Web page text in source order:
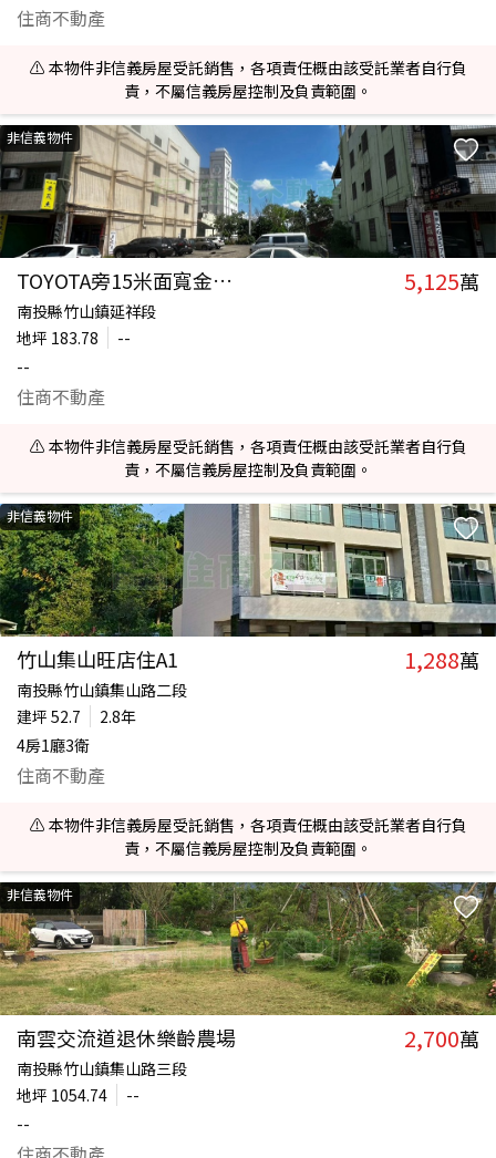
住商不動產
⚠️ 本物件非信義房屋受託銷售，各項責任概由該受託業者自行負
責，不屬信義房屋控制及負責範圍。
非信義物件
TOYOTA旁15米面寬金建地 5,125萬
南投縣竹山鎮延祥段
地坪 183.78
--
--
住商不動產
⚠️ 本物件非信義房屋受託銷售，各項責任概由該受託業者自行負
責，不屬信義房屋控制及負責範圍。
非信義物件
竹山集山旺店住A1 1,288萬
南投縣竹山鎮集山路二段
建坪 52.7
2.8年
4房1廳3衛
住商不動產
⚠️ 本物件非信義房屋受託銷售，各項責任概由該受託業者自行負
責，不屬信義房屋控制及負責範圍。
非信義物件
南雲交流道退休樂齡農場 2,700萬
南投縣竹山鎮集山路三段
地坪 1054.74
--
--